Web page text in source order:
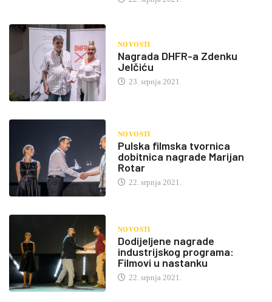
NOVOSTI
Nagrada DHFR-a Zdenku
Jelčiću
23. srpnja 2021.
NOVOSTI
Pulska filmska tvornica
dobitnica nagrade Marijan
Rotar
22. srpnja 2021.
NOVOSTI
Dodijeljene nagrade
industrijskog programa:
Filmovi u nastanku
22. srpnja 2021.